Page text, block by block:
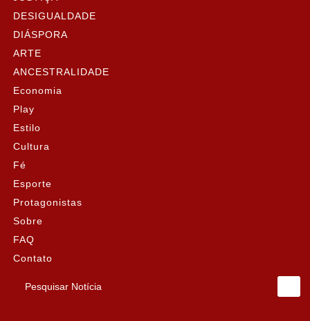
DESIGUALDADE
DIÁSPORA
ARTE
ANCESTRALIDADE
Economia
Play
Estilo
Cultura
Fé
Esporte
Protagonistas
Sobre
FAQ
Contato
Pesquisar Notícia